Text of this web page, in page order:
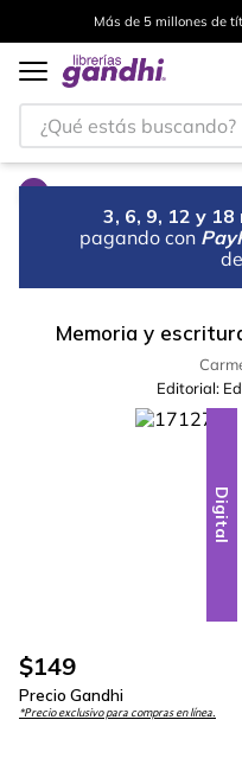
Más de 5 millones de
¿Qué estás buscando?
3, 6, 9, 12 y
pagando con
Memoria y
Editorial:
Digital
$149
Precio Gandhi
*Precio exclusivo para compras en línea.